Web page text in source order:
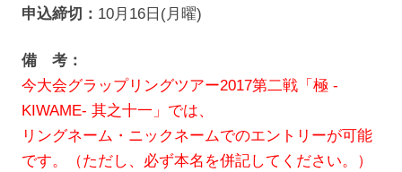
申込締切： 10月16日(月曜)
備 考：
今大会グラップリングツアー2017第二戦「極 -
KIWAME- 其之十一」では、
リングネーム・ニックネームでのエントリーが可能
です。（ただし、必ず本名を併記してください。）